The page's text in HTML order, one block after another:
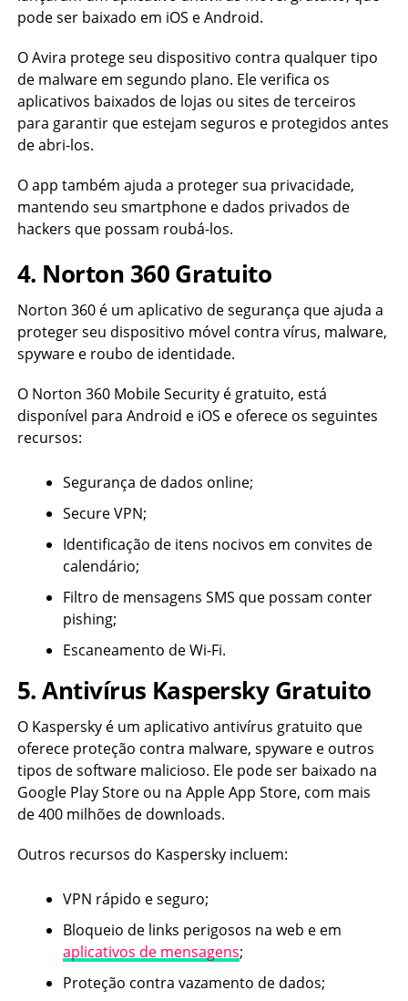
pode ser baixado em iOS e Android.
O Avira protege seu dispositivo contra qualquer tipo
de malware em segundo plano. Ele verifica os
aplicativos baixados de lojas ou sites de terceiros
para garantir que estejam seguros e protegidos antes
de abri-los.
O app também ajuda a proteger sua privacidade,
mantendo seu smartphone e dados privados de
hackers que possam roubá-los.
4. Norton 360 Gratuito
Norton 360 é um aplicativo de segurança que ajuda a
proteger seu dispositivo móvel contra vírus, malware,
spyware e roubo de identidade.
O Norton 360 Mobile Security é gratuito, está
disponível para Android e iOS e oferece os seguintes
recursos:
Segurança de dados online;
Secure VPN;
Identificação de itens nocivos em convites de
calendário;
Filtro de mensagens SMS que possam conter
pishing;
Escaneamento de Wi-Fi.
5. Antivírus Kaspersky Gratuito
O Kaspersky é um aplicativo antivírus gratuito que
oferece proteção contra malware, spyware e outros
tipos de software malicioso. Ele pode ser baixado na
Google Play Store ou na Apple App Store, com mais
de 400 milhões de downloads.
Outros recursos do Kaspersky incluem:
VPN rápido e seguro;
Bloqueio de links perigosos na web e em
aplicativos de mensagens;
Proteção contra vazamento de dados;